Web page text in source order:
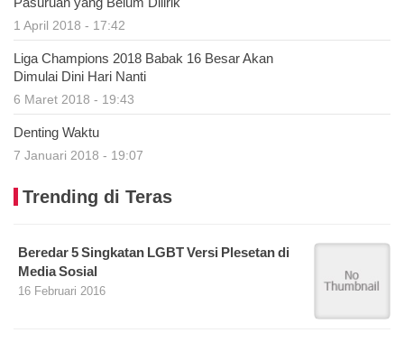
1 April 2018 - 17:42
Liga Champions 2018 Babak 16 Besar Akan
Dimulai Dini Hari Nanti
6 Maret 2018 - 19:43
Denting Waktu
7 Januari 2018 - 19:07
Trending di Teras
Beredar 5 Singkatan LGBT Versi Plesetan di
Media Sosial
16 Februari 2016